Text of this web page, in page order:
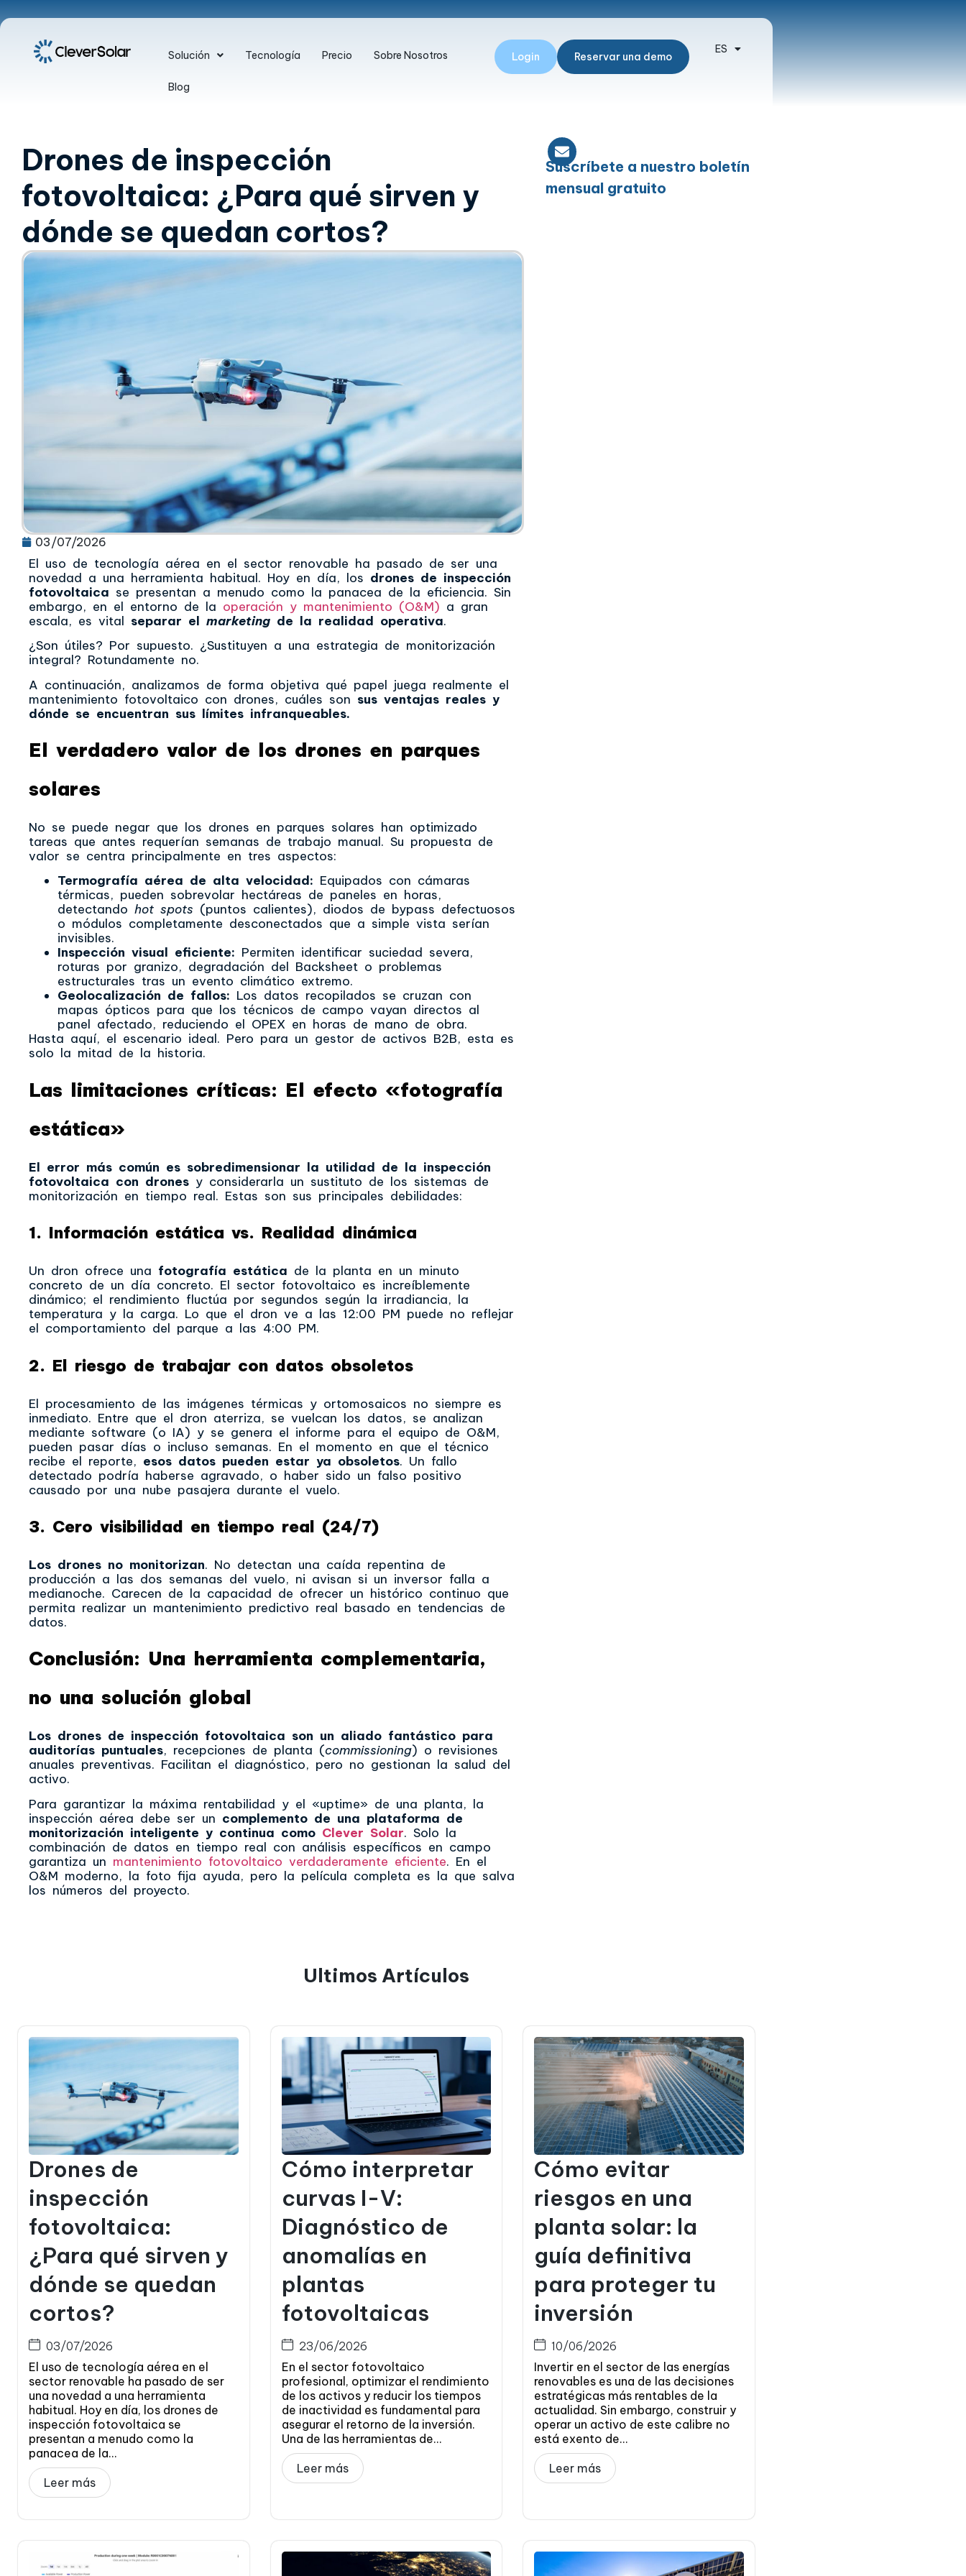
Solución Tecnología Precio Sobre Nosotros
Blog
Login Reservar una demo
ES
EN
Drones de inspección
fotovoltaica: ¿Para qué sirven y
dónde se quedan cortos?
03/07/2026
El uso de tecnología aérea en el sector renovable ha pasado de ser una
novedad a una herramienta habitual. Hoy en día, los drones de inspección
fotovoltaica se presentan a menudo como la panacea de la eficiencia. Sin
embargo, en el entorno de la operación y mantenimiento (O&M) a gran
escala, es vital separar el marketing de la realidad operativa.
¿Son útiles? Por supuesto. ¿Sustituyen a una estrategia de monitorización
integral? Rotundamente no.
A continuación, analizamos de forma objetiva qué papel juega realmente el
mantenimiento fotovoltaico con drones, cuáles son sus ventajas reales y
dónde se encuentran sus límites infranqueables.
El verdadero valor de los drones en parques
solares
No se puede negar que los drones en parques solares han optimizado
tareas que antes requerían semanas de trabajo manual. Su propuesta de
valor se centra principalmente en tres aspectos:
Termografía aérea de alta velocidad: Equipados con cámaras
térmicas, pueden sobrevolar hectáreas de paneles en horas,
detectando hot spots (puntos calientes), diodos de bypass defectuosos
o módulos completamente desconectados que a simple vista serían
invisibles.
Inspección visual eficiente: Permiten identificar suciedad severa,
roturas por granizo, degradación del Backsheet o problemas
estructurales tras un evento climático extremo.
Geolocalización de fallos: Los datos recopilados se cruzan con
mapas ópticos para que los técnicos de campo vayan directos al
panel afectado, reduciendo el OPEX en horas de mano de obra.
Hasta aquí, el escenario ideal. Pero para un gestor de activos B2B, esta es
solo la mitad de la historia.
Las limitaciones críticas: El efecto «fotografía
estática»
El error más común es sobredimensionar la utilidad de la inspección
fotovoltaica con drones y considerarla un sustituto de los sistemas de
monitorización en tiempo real. Estas son sus principales debilidades:
1. Información estática vs. Realidad dinámica
Un dron ofrece una fotografía estática de la planta en un minuto
concreto de un día concreto. El sector fotovoltaico es increíblemente
dinámico; el rendimiento fluctúa por segundos según la irradiancia, la
temperatura y la carga. Lo que el dron ve a las 12:00 PM puede no reflejar
el comportamiento del parque a las 4:00 PM.
2. El riesgo de trabajar con datos obsoletos
El procesamiento de las imágenes térmicas y ortomosaicos no siempre es
inmediato. Entre que el dron aterriza, se vuelcan los datos, se analizan
mediante software (o IA) y se genera el informe para el equipo de O&M,
pueden pasar días o incluso semanas. En el momento en que el técnico
recibe el reporte, esos datos pueden estar ya obsoletos. Un fallo
detectado podría haberse agravado, o haber sido un falso positivo
causado por una nube pasajera durante el vuelo.
3. Cero visibilidad en tiempo real (24/7)
Los drones no monitorizan. No detectan una caída repentina de
producción a las dos semanas del vuelo, ni avisan si un inversor falla a
medianoche. Carecen de la capacidad de ofrecer un histórico continuo que
permita realizar un mantenimiento predictivo real basado en tendencias de
datos.
Conclusión: Una herramienta complementaria,
no una solución global
Los drones de inspección fotovoltaica son un aliado fantástico para
auditorías puntuales, recepciones de planta (commissioning) o revisiones
anuales preventivas. Facilitan el diagnóstico, pero no gestionan la salud del
activo.
Para garantizar la máxima rentabilidad y el «uptime» de una planta, la
inspección aérea debe ser un complemento de una plataforma de
monitorización inteligente y continua como Clever Solar. Solo la
combinación de datos en tiempo real con análisis específicos en campo
garantiza un mantenimiento fotovoltaico verdaderamente eficiente. En el
O&M moderno, la foto fija ayuda, pero la película completa es la que salva
los números del proyecto.
Suscríbete a nuestro boletín
mensual gratuito
Ultimos Artículos
Drones de
inspección
fotovoltaica:
¿Para qué sirven y
dónde se quedan
cortos?
03/07/2026
El uso de tecnología aérea en el
sector renovable ha pasado de ser
una novedad a una herramienta
habitual. Hoy en día, los drones de
inspección fotovoltaica se
presentan a menudo como la
panacea de la...
Leer más
Cómo interpretar
curvas I-V:
Diagnóstico de
anomalías en
plantas
fotovoltaicas
23/06/2026
En el sector fotovoltaico
profesional, optimizar el rendimiento
de los activos y reducir los tiempos
de inactividad es fundamental para
asegurar el retorno de la inversión.
Una de las herramientas de...
Leer más
Cómo evitar
riesgos en una
planta solar: la
guía definitiva
para proteger tu
inversión
10/06/2026
Invertir en el sector de las energías
renovables es una de las decisiones
estratégicas más rentables de la
actualidad. Sin embargo, construir y
operar un activo de este calibre no
está exento de...
Leer más